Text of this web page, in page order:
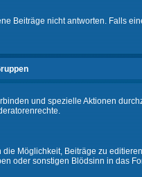
Beiträge nicht antworten. Falls
und spezielle Aktionen
Möglichkeit, Beiträge zu
oder sonstigen Blödsinn in das